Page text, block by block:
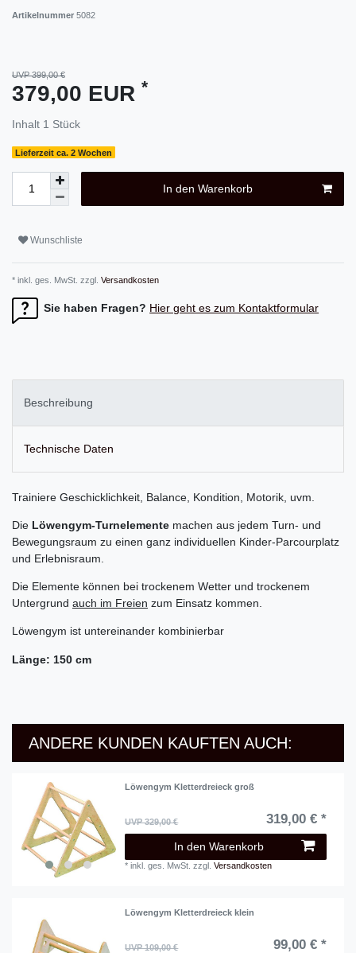
Artikelnummer 5082
UVP 399,00 €
379,00 EUR *
Inhalt 1 Stück
Lieferzeit ca. 2 Wochen
In den Warenkorb
Wunschliste
* inkl. ges. MwSt. zzgl. Versandkosten
Sie haben Fragen? Hier geht es zum Kontaktformular
Beschreibung
Technische Daten
Trainiere Geschicklichkeit, Balance, Kondition, Motorik, uvm.
Die Löwengym-Turnelemente machen aus jedem Turn- und
Bewegungsraum zu einen ganz individuellen Kinder-Parcourplatz
und Erlebnisraum.
Die Elemente können bei trockenem Wetter und trockenem
Untergrund auch im Freien zum Einsatz kommen.
Löwengym ist untereinander kombinierbar
Länge: 150 cm
ANDERE KUNDEN KAUFTEN AUCH:
Löwengym Kletterdreieck groß
UVP 329,00 € 319,00 € *
In den Warenkorb
*inkl. ges. MwSt. zzgl.Versandkosten
Löwengym Kletterdreieck klein
UVP 109,00 € 99,00 € *